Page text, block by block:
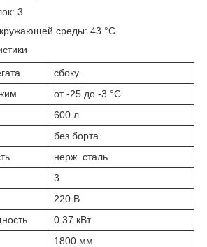
3
среды: 43 °C
сбоку
от -25 до -3 °С
600 л
без борта
нерж. сталь
3
220 В
0.37 кВт
1800 мм